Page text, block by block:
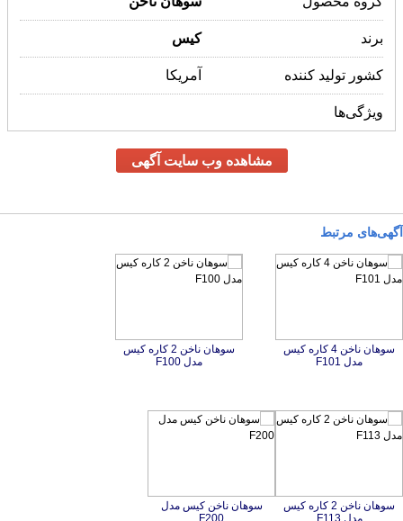
برند کیس
کشور تولید کننده آمریکا
ویژگی‌ها
مشاهده وب سایت آگهی
آگهی‌های مرتبط
سوهان ناخن 4 کاره کیس
مدل F101
سوهان ناخن 2 کاره کیس
مدل F100
سوهان ناخن 2 کاره کیس
سوهان ناخن کیس مدل